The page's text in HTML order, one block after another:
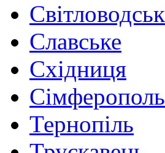
Світловодськ
Славське
Східниця
Сімферополь
Тернопіль